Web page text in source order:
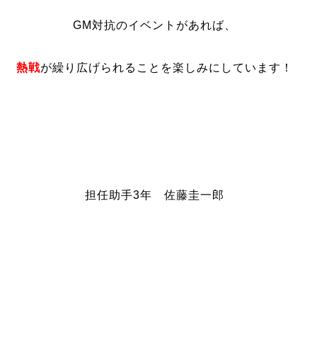
GM対抗のイベントがあれば、
熱戦が繰り広げられることを楽しみにしています！
担任助手3年 佐藤圭一郎